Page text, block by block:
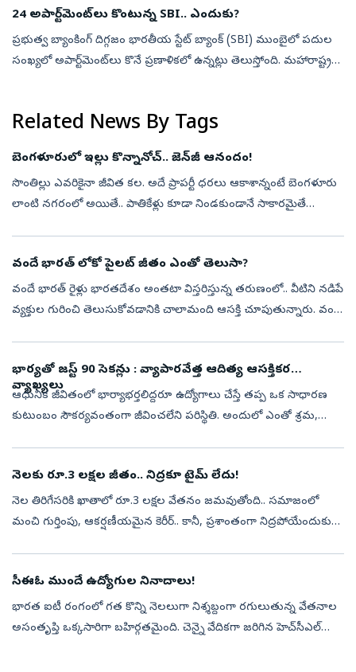
24 అపార్ట్‌మెంట్‌లు కొంటున్న SBI.. ఎందుకు?
ప్రభుత్వ బ్యాంకింగ్‌ దిగ్గజం భారతీయ స్టేట్‌ బ్యాంక్‌ (SBI) ముంబైలో పదుల
సంఖ్యలో అపార్ట్‌మెంట్‌లు కొనే ప్రణాళికలో ఉన్నట్లు తెలుస్తోంది. మహారాష్ట్ర
Related News By Tags
బెంగళూరులో ఇల్లు కొన్నానోచ్‌.. జెన్‌జీ ఆనందం!
సొంతిల్లు ఎవరికైనా జీవిత కల. అదే ప్రాపర్టీ ధరలు ఆకాశాన్నంటే బెంగళూరు
లాంటి నగరంలో అయితే.. పాతికేళ్లు కూడా నిండకుండానే సాకారమైతే
వందే భారత్ లోకో పైలట్ జీతం ఎంతో తెలుసా?
వందే భారత్ రైళ్లు భారతదేశం అంతటా విస్తరిస్తున్న తరుణంలో.. వీటిని నడిపే
వ్యక్తుల గురించి తెలుసుకోవడానికి చాలామంది ఆసక్తి చూపుతున్నారు. వందే
భార్యతో జస్ట్‌ 90 సెకన్లు : వ్యాపారవేత్త ఆదిత్య ఆసక్తికర
వ్యాఖ్యలు
ఆధునిక జీవితంలో భార్యాభర్తలిద్దరూ ఉద్యోగాలు చేస్తే తప్ప ఒక సాధారణ
కుటుంబం సౌకర్యవంతంగా జీవించలేని పరిస్థితి. అందులో ఎంతో శ్రమ,
నెలకు రూ.3 లక్షల జీతం.. నిద్రకూ టైమ్ లేదు!
నెల తిరిగేసరికి ఖాతాలో రూ.3 లక్షల వేతనం జమవుతోంది.. సమాజంలో
మంచి గుర్తింపు, ఆకర్షణీయమైన కెరీర్.. కానీ, ప్రశాంతంగా నిద్రపోయేందుకు
సీఈఓ ముందే ఉద్యోగుల నినాదాలు!
భారత ఐటీ రంగంలో గత కొన్ని నెలలుగా నిశ్శబ్దంగా రగులుతున్న వేతనాల
అసంతృప్తి ఒక్కసారిగా బహిర్గతమైంది. చెన్నై వేదికగా జరిగిన హెచ్‌సీఎల్